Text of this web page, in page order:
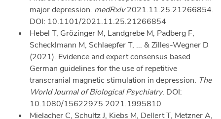
major depression. medRxiv2021.11.25.21266854.
DOI: 10.1101/2021.11.25.21266854
Hebel T, Grözinger M, Landgrebe M, Padberg F,
Schecklmann M, Schlaepfer T, ... & Zilles-Wegner D
(2021). Evidence and expert consensus based
German guidelines for the use of repetitive
transcranial magnetic stimulation in depression. The
World Journal of Biological Psychiatry. DOI:
10.1080/15622975.2021.1995810
Mielacher C, Schultz J, Kiebs M, Dellert T, Metzner A,